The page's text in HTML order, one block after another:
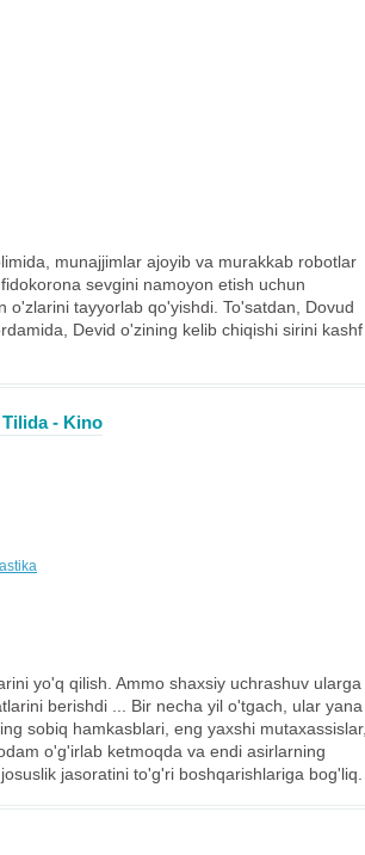
munajjimlar ajoyib va ​​murakkab robotlar
sevgini namoyon etish uchun
tayyorlab qo'yishdi. To'satdan, Dovud
Devid o'zining kelib chiqishi sirini kashf
- Kino
yo'q qilish. Ammo shaxsiy uchrashuv ularga
berishdi ... Bir necha yil o'tgach, ular yana
sobiq hamkasblari, eng yaxshi mutaxassislar,
o'g'irlab ketmoqda va endi asirlarning
jasoratini to'g'ri boshqarishlariga bog'liq.